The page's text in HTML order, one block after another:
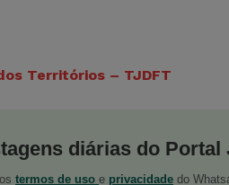
Territórios – TJDFT
diárias do Portal
termos de uso e privacidade do